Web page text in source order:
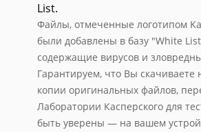
List.
Файлы, отмеченные логотипом
были добавлены в базу "White
содержащие вирусов и
Гарантируем, что Вы
копии оригинальных файлов,
Лаборатории Касперского для
быть уверены — на вашем